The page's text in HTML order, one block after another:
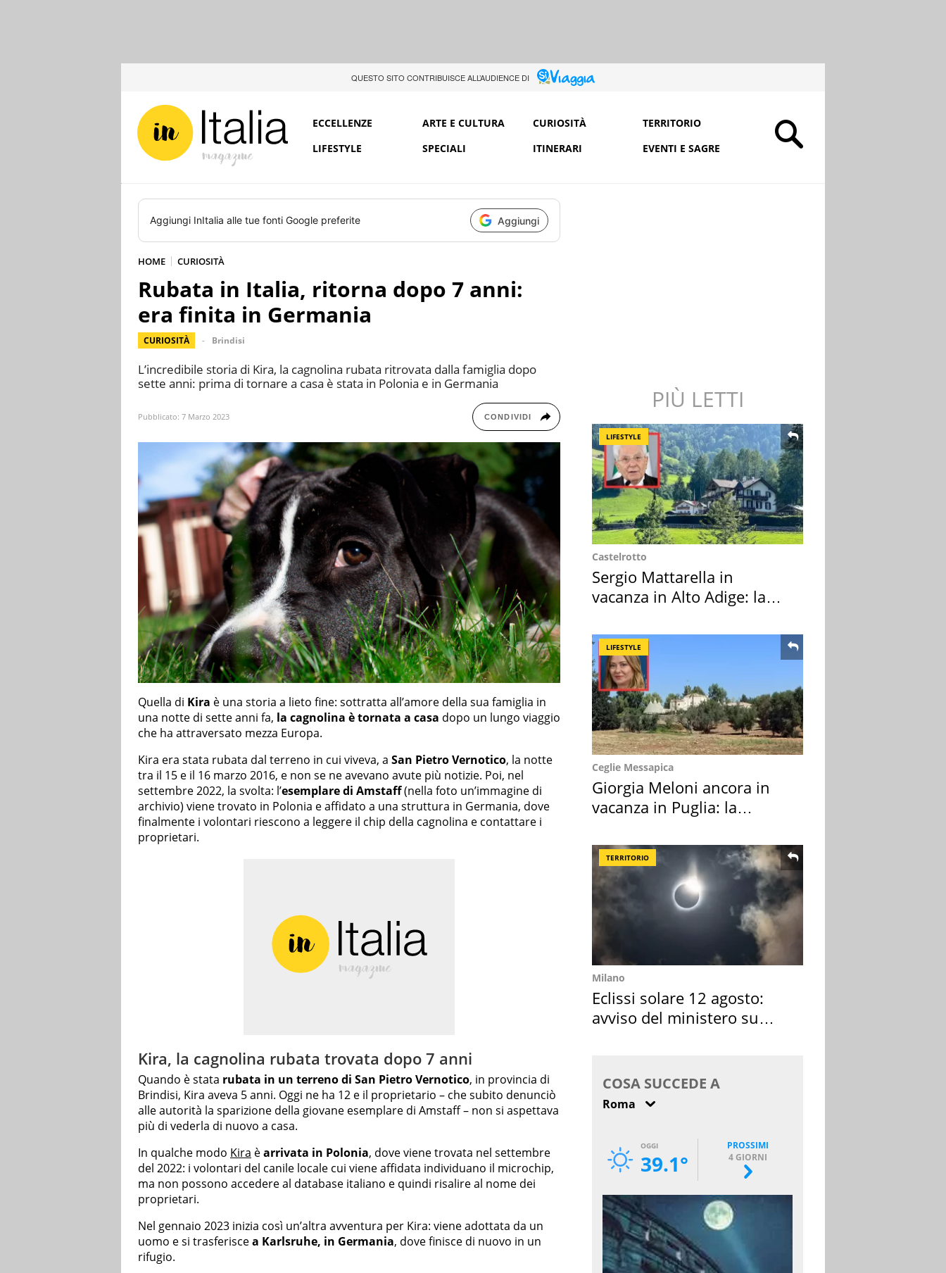
QUESTO SITO CONTRIBUISCE ALL’AUDIENCE DI
ECCELLENZE ARTE E CULTURA CURIOSITÀ
TERRITORIO
LIFESTYLE
SPECIALI ITINERARI EVENTI E SAGRE
Aggiungi InItalia alle tue fonti Google preferite Aggiungi
HOME CURIOSITÀ
Rubata in Italia, ritorna dopo 7 anni:
era finita in Germania
CURIOSITÀ Brindisi
L’incredibile storia di Kira, la cagnolina rubata ritrovata dalla famiglia dopo
sette anni: prima di tornare a casa è stata in Polonia e in Germania
Pubblicato: 7 Marzo 2023 CONDIVIDI
Quella di Kira è una storia a lieto fine: sottratta all’amore della sua famiglia in
una notte di sette anni fa, la cagnolina è tornata a casa dopo un lungo viaggio
che ha attraversato mezza Europa.
Kira era stata rubata dal terreno in cui viveva, a San Pietro Vernotico, la notte
tra il 15 e il 16 marzo 2016, e non se ne avevano avute più notizie. Poi, nel
settembre 2022, la svolta: l’esemplare di Amstaff(nella foto un’immagine di
archivio) viene trovato in Polonia e affidato a una struttura in Germania, dove
finalmente i volontari riescono a leggere il chip della cagnolina e contattare i
proprietari.
Kira, la cagnolina rubata trovata dopo 7 anni
Quando è stata rubata in un terreno di San Pietro Vernotico, in provincia di
Brindisi, Kira aveva 5 anni. Oggi ne ha 12 e il proprietario – che subito denunciò
alle autorità la sparizione della giovane esemplare di Amstaff – non si aspettava
più di vederla di nuovo a casa.
In qualche modo Kira èarrivata in Polonia, dove viene trovata nel settembre
del 2022: i volontari del canile locale cui viene affidata individuano il microchip,
ma non possono accedere al database italiano e quindi risalire al nome dei
proprietari.
Nel gennaio 2023 inizia così un’altra avventura per Kira: viene adottata da un
uomo e si trasferiscea Karlsruhe, in Germania, dove finisce di nuovo in un
rifugio.
PIÙ LETTI
LIFESTYLE
Castelrotto
Sergio Mattarella in
vacanza in Alto Adige: la
LIFESTYLE
Ceglie Messapica
Giorgia Meloni ancora in
vacanza in Puglia: la
TERRITORIO
Milano
Eclissi solare 12 agosto:
avviso del ministero su